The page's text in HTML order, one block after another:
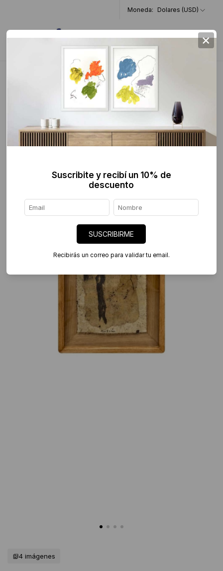
Moneda: Dolares (USD)
0
Alfredo Muñoz
4 imágenes
×
Suscribite y recibí un 10% de
descuento
SUSCRIBIRME
Recibirás un correo para validar tu email.